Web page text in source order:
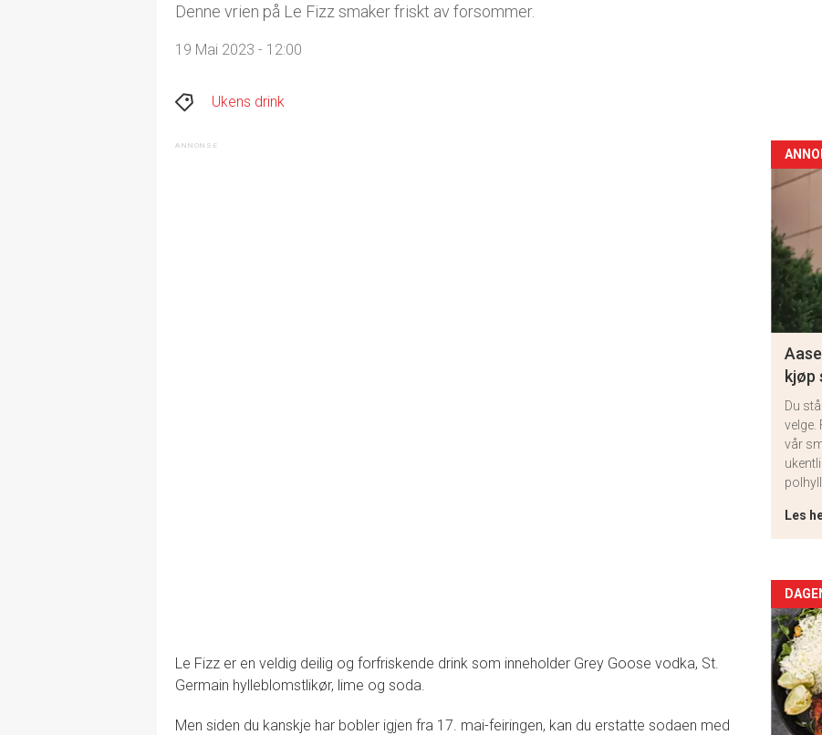
Denne vrien på Le Fizz smaker friskt av forsommer.
19 Mai 2023 - 12:00
Ukens drink
Le Fizz er en veldig deilig og forfriskende drink som inneholder Grey Goose vodka, St.
Germain hylleblomstlikør, lime og soda.
Men siden du kanskje har bobler igjen fra 17. mai-feiringen, kan du erstatte sodaen med
kjøp
Du
velge.
vår
Les
-